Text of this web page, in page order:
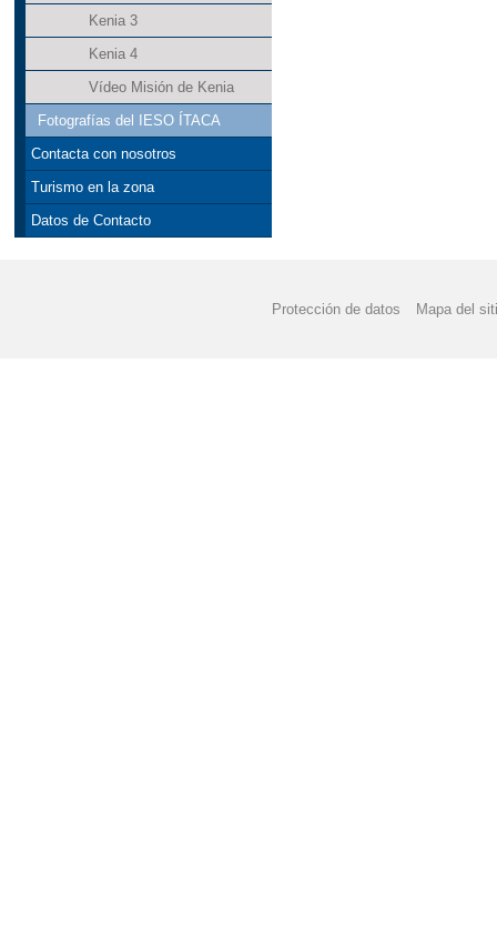
Kenia 3
Kenia 4
Vídeo Misión de Kenia
Fotografías del IESO ÍTACA
Contacta con nosotros
Turismo en la zona
Datos de Contacto
Protección de datos Mapa del